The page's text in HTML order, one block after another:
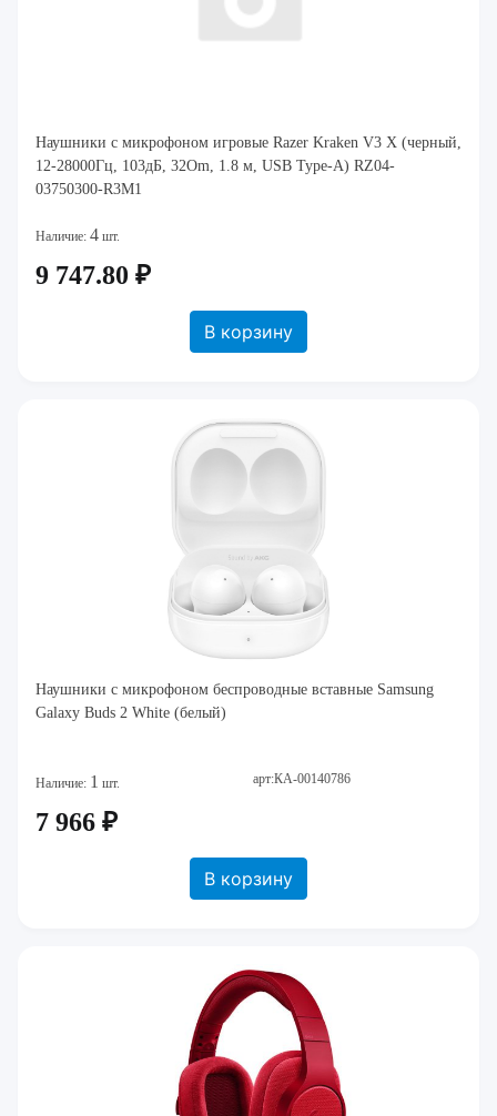
Наушники с микрофоном игровые Razer Kraken V3 X (черный,
12-28000Гц, 103дБ, 32Om, 1.8 м, USB Type-A) RZ04-
03750300-R3M1
Наличие: 4 шт.
9 747.80 ₽
В корзину
Наушники c микрофоном беспроводные вставные Samsung
Galaxy Buds 2 White (белый)
Наличие: 1 шт. арт:КА-00140786
7 966 ₽
В корзину